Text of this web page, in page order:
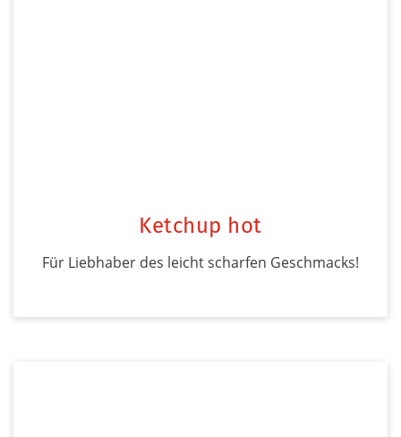
Ketchup hot
Für Liebhaber des leicht scharfen Geschmacks!